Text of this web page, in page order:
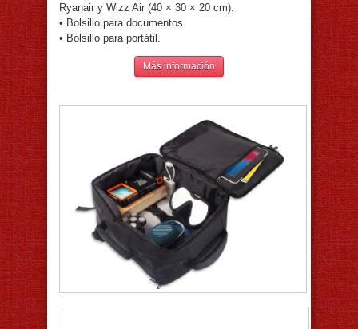
Ryanair y Wizz Air (40 × 30 × 20 cm).
• Bolsillo para documentos.
• Bolsillo para portátil.
Más información